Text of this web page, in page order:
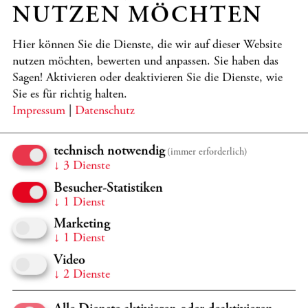
BEATRICE RANA - MASKEN
UND FIGUREN
Rana
Programmdetails TICKETS
Sa 16.1. 20:00 Uhr
Großer Saal, Casals Forum
2026/2027 CELLO SAMBA TRIO
THE CELLO SAMBA TRIO
Barata, Galvão, Morelenbaum
Programmdetails TICKETS
NUTZEN MÖCHTEN
Hier können Sie die Dienste, die wir auf dieser Website
nutzen möchten, bewerten und anpassen. Sie haben das
Sagen! Aktivieren oder deaktivieren Sie die Dienste, wie
Sie es für richtig halten.
Impressum
Datenschutz
technisch notwendig (immer erforderlich)
↓ 3 Dienste
Besucher-Statistiken
↓ 1 Dienst
Marketing
↓ 1 Dienst
Video
↓ 2 Dienste